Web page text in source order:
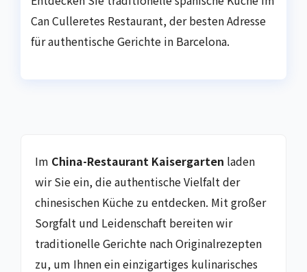
Can Culleretes Restaurant, der besten Adresse
für authentische Gerichte in Barcelona.
Im China-Restaurant Kaisergarten laden
wir Sie ein, die authentische Vielfalt der
chinesischen Küche zu entdecken. Mit großer
Sorgfalt und Leidenschaft bereiten wir
traditionelle Gerichte nach Originalrezepten
zu, um Ihnen ein einzigartiges kulinarisches